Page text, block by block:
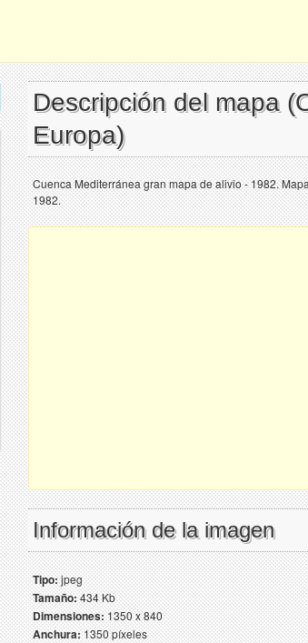
Descripción del mapa
Europa)
Cuenca Mediterránea gran mapa de alivio - 1982.
1982.
Información de la imagen
Tipo:jpeg
Tamaño:434 Kb
Dimensiones:1350 x 840
Anchura:1350 píxeles